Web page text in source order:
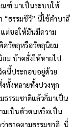
ณฑ์ มาเป็นระบบให้
ธรรมชีวี” นี่ใช้คำบาลี
แต่ขอให้มันมีความ
ดวัตถุหรือวัตถุนิยม
ม บ้าคลั่งให้หายไป
นี้ประกอบอยู่ด้วย
งทั้งหลายทั้งปวงทุก
ธรรมชาติแล้วก็มาเป็น
มเป็นตัวตนหรือเป็น
าธาตุตามธรรมชาติ นี่